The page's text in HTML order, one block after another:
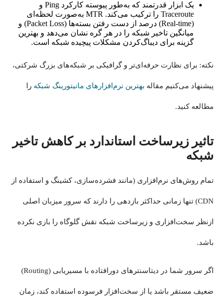
یک ابزار قدرتمند که به‌طور پیوسته کارکرد Ping و
Traceroute را ترکیب می‌کند. MTR به‌صورت لحظه‌ای
(Real-time) درصد از دست رفتن بسته‌ها (Packet Loss) و
میانگین تاخیر شبکه را در هر گره نشان می‌دهد و بهترین
گزینه برای دیباگ‌کردن مشکلات پیچیده شبکه است.
نکته: برای نظارت حرفه‌ای‌تر و گرافیکی بر شبکه‌های بزرگ شرکتی،
پیشنهاد می‌کنیم مقاله بهترین نرم‌افزارهای مانیتورینگ شبکه را
مطالعه کنید.
تاثیر زیرساخت استاندارد بر کاهش تاخیر
شبکه
تمام روش‌های نرم‌افزاری (مانند فشرده‌سازی، کشینگ و استفاده از
CDN) تنها زمانی حداکثر بازدهی را دارند که سرور میزبان اصلی
ازنظر سخت‌افزاری و زیرساخت شبکه نقش گلوگاه را بازی نکرده
باشد.
اگر سرور شما در دیتاسنترهای دورافتاده با مسیریابی (Routing)
ضعیف مستقر باشد یا از سخت‌افزار فرسوده استفاده کند، زمان